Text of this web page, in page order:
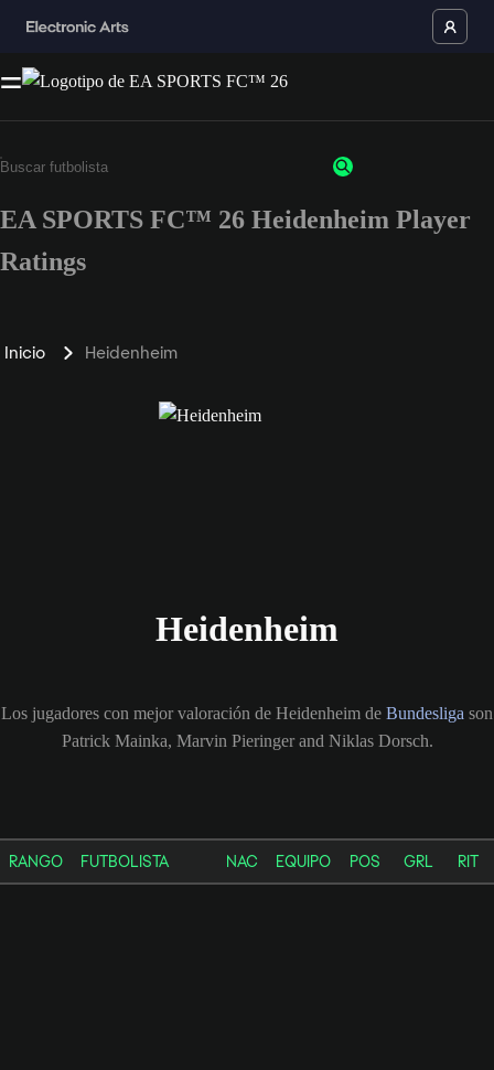
EA SPORTS FC™ 26 Heidenheim Player
Ratings
Inicio Heidenheim
Heidenheim
Los jugadores con mejor valoración de Heidenheim de Bundesliga son
Patrick Mainka, Marvin Pieringer and Niklas Dorsch.
RANGO FUTBOLISTA NAC EQUIPO POS GRL RIT